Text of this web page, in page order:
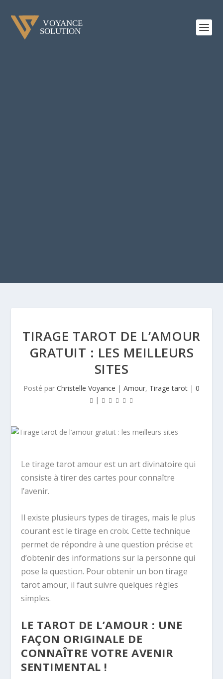
TIRAGE TAROT DE L’AMOUR
GRATUIT : LES MEILLEURS
SITES
Posté par Christelle Voyance | Amour, Tirage tarot | 0
|
Le tirage tarot amour est un art divinatoire qui
consiste à tirer des cartes pour connaître
l’avenir.
Il existe plusieurs types de tirages, mais le plus
courant est le tirage en croix. Cette technique
permet de répondre à une question précise et
d’obtenir des informations sur la personne qui
pose la question. Pour obtenir un bon tirage
tarot amour, il faut suivre quelques règles
simples.
LE TAROT DE L’AMOUR : UNE
FAÇON ORIGINALE DE
CONNAÎTRE VOTRE AVENIR
SENTIMENTAL !